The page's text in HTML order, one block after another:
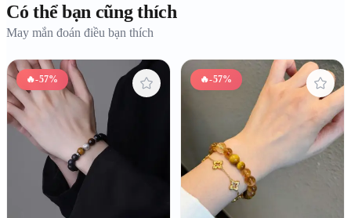
Có thể bạn cũng thích
May mắn đoán điều bạn thích
🔥-57% 🔥-57%